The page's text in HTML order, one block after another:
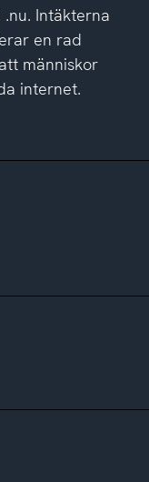
Intäkterna
en rad
människor
internet.